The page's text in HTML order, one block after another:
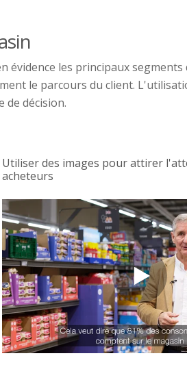
les principaux
le parcours du client.
de décision.
Utiliser des images pour attirer
acheteurs